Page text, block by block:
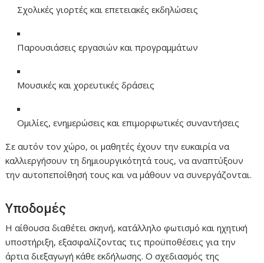
Σχολικές γιορτές και επετειακές εκδηλώσεις
Παρουσιάσεις εργασιών και προγραμμάτων
Μουσικές και χορευτικές δράσεις
Ομιλίες, ενημερώσεις και επιμορφωτικές συναντήσεις
Σε αυτόν τον χώρο, οι μαθητές έχουν την ευκαιρία να
καλλιεργήσουν τη δημιουργικότητά τους, να αναπτύξουν
την αυτοπεποίθησή τους και να μάθουν να συνεργάζονται.
Υποδομές
Η αίθουσα διαθέτει σκηνή, κατάλληλο φωτισμό και ηχητική
υποστήριξη, εξασφαλίζοντας τις προϋποθέσεις για την
άρτια διεξαγωγή κάθε εκδήλωσης. Ο σχεδιασμός της